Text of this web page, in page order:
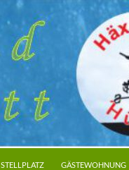
STELLPLATZ GÄSTEWOHNUNG